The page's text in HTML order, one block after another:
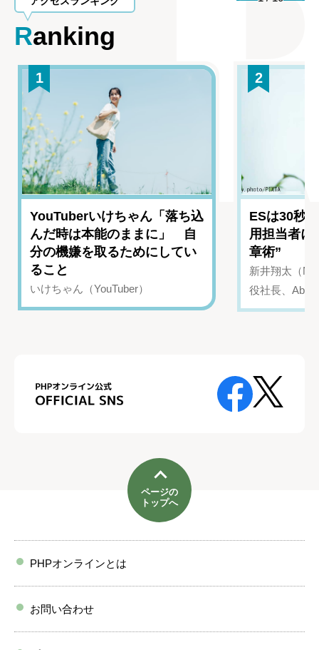
Ranking
1
YouTuberいけちゃん「落ち込
んだ時は本能のままに」 自
分の機嫌を取るためにしてい
ること
いけちゃん（YouTuber）
2
ESは30秒
用担当者に
章術”
新井翔太（
役社長、
ページの
トップへ
PHPオンラインとは
お問い合わせ